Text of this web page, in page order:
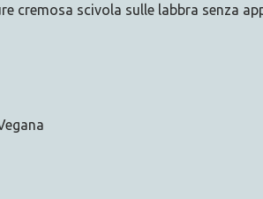
cremosa scivola sulle labbra senza